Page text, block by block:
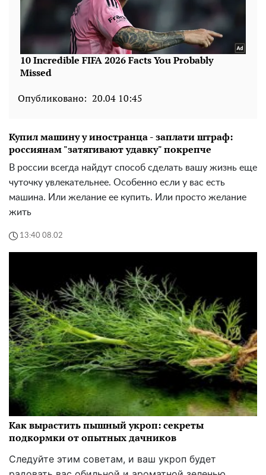
Опубликовано: 20.04 10:45
Купил машину у иностранца - заплати штраф:
россиянам "затягивают удавку" покрепче
В россии всегда найдут способ сделать вашу жизнь еще
чуточку увлекательнее. Особенно если у вас есть
машина. Или желание ее купить. Или просто желание
жить
13:40 08.02
Как вырастить пышный укроп: секреты
подкормки от опытных дачников
Следуйте этим советам, и ваш укроп будет